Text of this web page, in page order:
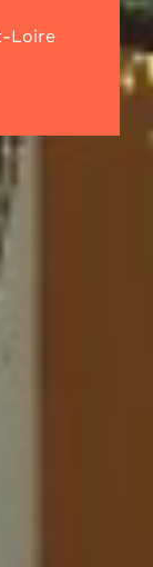
Loire